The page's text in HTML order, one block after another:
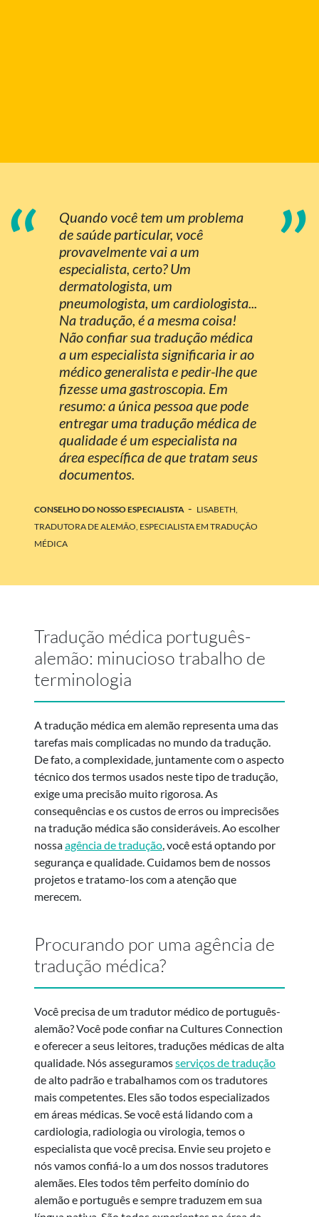
“
Quando você tem um problema
de saúde particular, você
provavelmente vai a um
especialista, certo? Um
dermatologista, um
pneumologista, um cardiologista...
Na tradução, é a mesma coisa!
Não confiar sua tradução médica
a um especialista significaria ir ao
médico generalista e pedir-lhe que
fizesse uma gastroscopia. Em
resumo: a única pessoa que pode
entregar uma tradução médica de
qualidade é um especialista na
área específica de que tratam seus
documentos.
”
CONSELHO DO NOSSO ESPECIALISTA - LISABETH,
TRADUTORA DE ALEMÃO, ESPECIALISTA EM TRADUÇÃO
MÉDICA
Tradução médica português-
alemão: minucioso trabalho de
terminologia
A tradução médica em alemão representa uma das
tarefas mais complicadas no mundo da tradução.
De fato, a complexidade, juntamente com o aspecto
técnico dos termos usados neste tipo de tradução,
exige uma precisão muito rigorosa. As
consequências e os custos de erros ou imprecisões
na tradução médica são consideráveis. Ao escolher
nossaagência de tradução , você está optando por
segurança e qualidade. Cuidamos bem de nossos
projetos e tratamo-los com a atenção que
merecem.
Procurando por uma agência de
tradução médica?
Você precisa de um tradutor médico de português-
alemão? Você pode confiar na Cultures Connection
e oferecer a seus leitores, traduções médicas de alta
qualidade. Nós asseguramosserviços de tradução
de alto padrão e trabalhamos com os tradutores
mais competentes. Eles são todos especializados
em áreas médicas. Se você está lidando com a
cardiologia, radiologia ou virologia, temos o
especialista que você precisa. Envie seu projeto e
nós vamos confiá-lo a um dos nossos tradutores
alemães. Eles todos têm perfeito domínio do
alemão e português e sempre traduzem em sua